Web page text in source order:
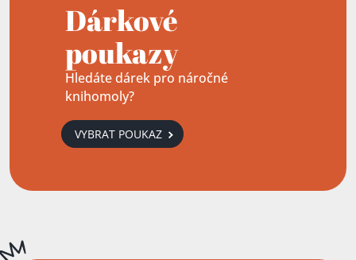
Dárkové
poukazy
Hledáte dárek pro náročné
knihomoly?
VYBRAT POUKAZ